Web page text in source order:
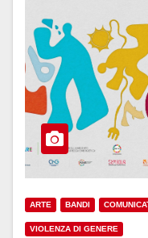
ARTE BANDI
VIOLENZA DI GENERE